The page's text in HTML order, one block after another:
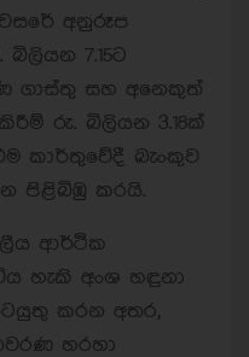
වසරේ අනුරූප
7.15ට
ගාස්තු සහ අනෙකුත්
රු. බිලියන 3.18ක්
කාර්තුවේදී බැංකුව
පිළිබිඹු කරයි.
ආර්ථික
හැකි අංශ හඳුනා
කරන අතර,
හරහා